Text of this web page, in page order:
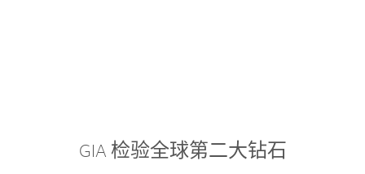
GIA 检验全球第二大钻石